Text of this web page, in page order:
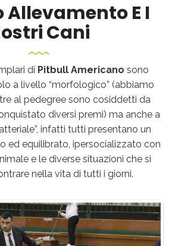
Allevamento E I
Cani
di Pitbull Americano sono
a livello “morfologico” (abbiamo
al pedegree sono cosiddetti da
diversi premi) ma anche a
infatti tutti presentano un
ed equilibrato, ipersocializzato con
e le diverse situazioni che si
nella vita di tutti i giorni.